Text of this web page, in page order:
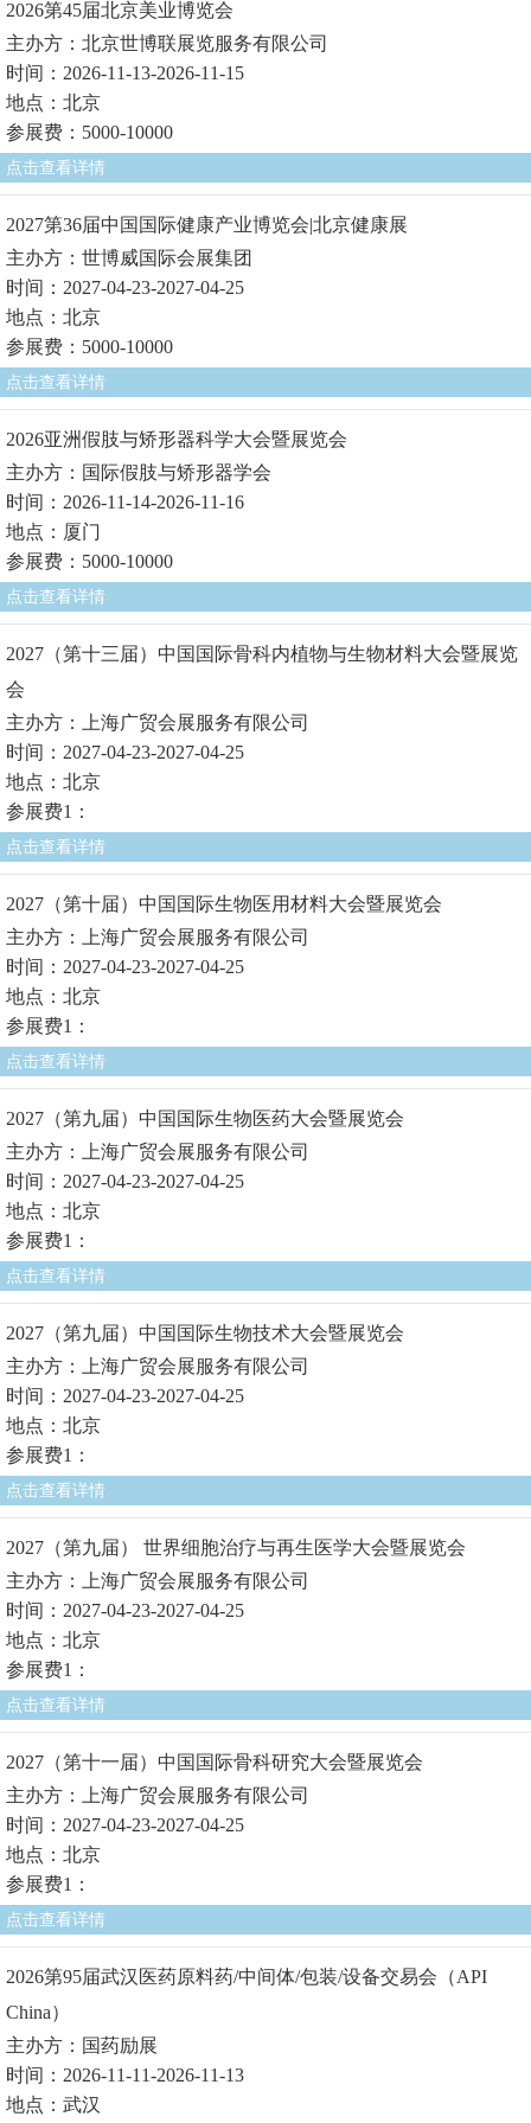
2026第45届北京美业博览会
主办方：北京世博联展览服务有限公司
时间：2026-11-13-2026-11-15
地点：北京
参展费：5000-10000
点击查看详情
2027第36届中国国际健康产业博览会|北京健康展
主办方：世博威国际会展集团
时间：2027-04-23-2027-04-25
地点：北京
参展费：5000-10000
点击查看详情
2026亚洲假肢与矫形器科学大会暨展览会
主办方：国际假肢与矫形器学会
时间：2026-11-14-2026-11-16
地点：厦门
参展费：5000-10000
点击查看详情
2027（第十三届）中国国际骨科内植物与生物材料大会暨展览
会
主办方：上海广贸会展服务有限公司
时间：2027-04-23-2027-04-25
地点：北京
参展费1：
点击查看详情
2027（第十届）中国国际生物医用材料大会暨展览会
主办方：上海广贸会展服务有限公司
时间：2027-04-23-2027-04-25
地点：北京
参展费1：
点击查看详情
2027（第九届）中国国际生物医药大会暨展览会
主办方：上海广贸会展服务有限公司
时间：2027-04-23-2027-04-25
地点：北京
参展费1：
点击查看详情
2027（第九届）中国国际生物技术大会暨展览会
主办方：上海广贸会展服务有限公司
时间：2027-04-23-2027-04-25
地点：北京
参展费1：
点击查看详情
2027（第九届） 世界细胞治疗与再生医学大会暨展览会
主办方：上海广贸会展服务有限公司
时间：2027-04-23-2027-04-25
地点：北京
参展费1：
点击查看详情
2027（第十一届）中国国际骨科研究大会暨展览会
主办方：上海广贸会展服务有限公司
时间：2027-04-23-2027-04-25
地点：北京
参展费1：
点击查看详情
2026第95届武汉医药原料药/中间体/包装/设备交易会（API
China）
主办方：国药励展
时间：2026-11-11-2026-11-13
地点：武汉